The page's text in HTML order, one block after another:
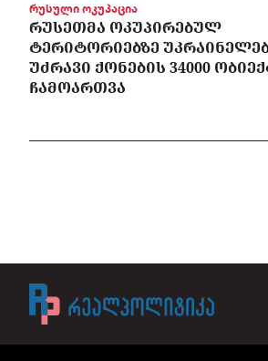
რუსული ოკუპაცია
ᲠᲣᲡᲔᲗᲛᲐ ᲝᲙᲣᲞᲘᲠᲔᲑᲣᲚ
ᲢᲔᲠᲘᲢᲝᲠᲘᲔᲑᲖᲔ
ᲣᲫᲠᲐᲕᲘ ᲥᲝᲜᲔᲑᲘᲡ 34000
ᲩᲐᲛᲝᲐᲠᲗᲕᲐ